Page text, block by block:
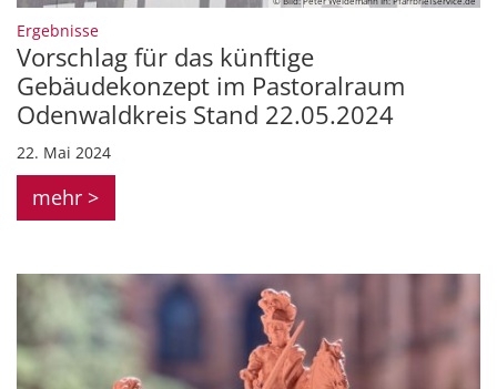
Ergebnisse:
Vorschlag für das künftige
Gebäudekonzept im Pastoralraum
Odenwaldkreis Stand 22.05.2024
22. Mai 2024
mehr >